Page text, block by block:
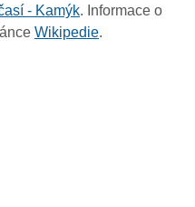
- Kamýk. Informace o
Wikipedie.